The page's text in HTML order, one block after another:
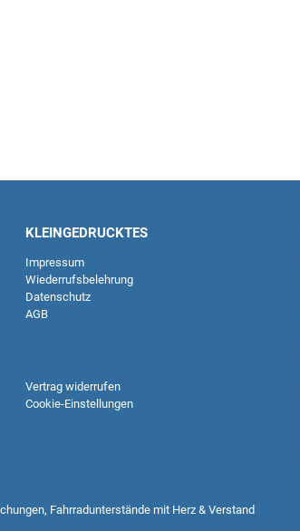
KLEINGEDRUCKTES
Impressum
Wiederrufsbelehrung
Datenschutz
AGB
Vertrag widerrufen
Cookie-Einstellungen
Fahrradunterstände mit Herz & Verstand